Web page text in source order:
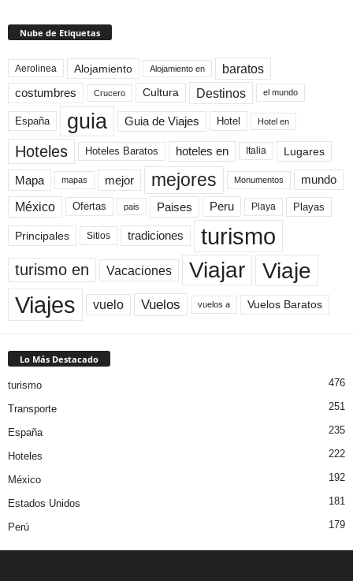
Nube de Etiquetas
Aerolinea Alojamiento Alojamiento en baratos
costumbres Crucero Cultura Destinos el mundo
España guia Guia de Viajes Hotel Hotel en
Hoteles Hoteles Baratos hoteles en Italia Lugares
Mapa mapas mejor mejores Monumentos mundo
México Ofertas pais Paises Peru Playa Playas
Principales Sitios tradiciones turismo
turismo en Vacaciones Viajar Viaje
Viajes vuelo Vuelos vuelos a Vuelos Baratos
Lo Más Destacado
turismo 476
Transporte 251
España 235
Hoteles 222
México 192
Estados Unidos 181
Perú 179